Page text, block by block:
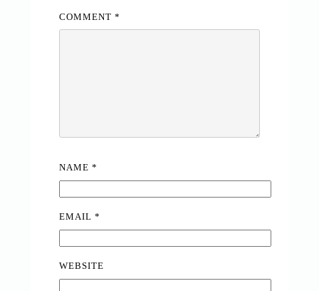
COMMENT *
NAME *
EMAIL *
WEBSITE